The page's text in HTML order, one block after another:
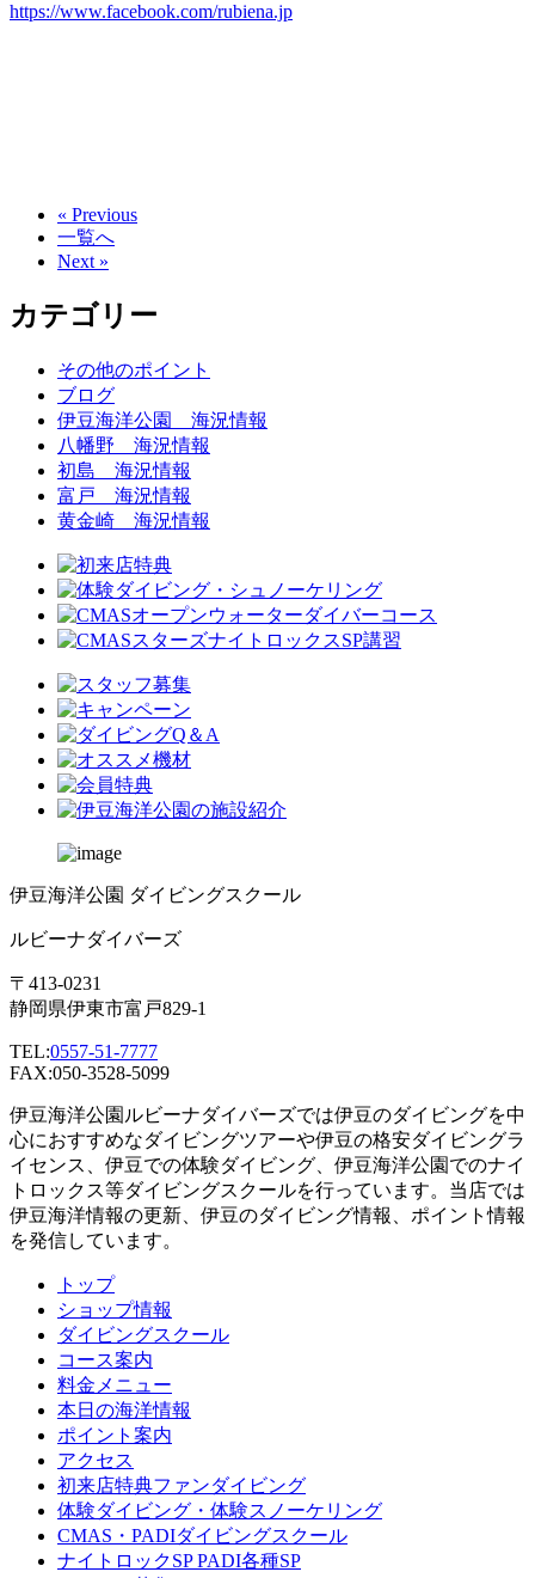
https://www.facebook.com/rubiena.jp
« Previous
一覧へ
Next »
カテゴリー
その他のポイント
ブログ
伊豆海洋公園 海況情報
八幡野 海況情報
初島 海況情報
富戸 海況情報
黄金崎 海況情報
伊豆海洋公園 ダイビングスクール
ルビーナダイバーズ
〒413-0231
静岡県伊東市富戸829-1
TEL:0557-51-7777
FAX:050-3528-5099
伊豆海洋公園ルビーナダイバーズでは伊豆のダイビングを中
心におすすめなダイビングツアーや伊豆の格安ダイビングラ
イセンス、伊豆での体験ダイビング、伊豆海洋公園でのナイ
トロックス等ダイビングスクールを行っています。当店では
伊豆海洋情報の更新、伊豆のダイビング情報、ポイント情報
を発信しています。
トップ
ショップ情報
ダイビングスクール
コース案内
料金メニュー
本日の海洋情報
ポイント案内
アクセス
初来店特典ファンダイビング
体験ダイビング・体験スノーケリング
CMAS・PADIダイビングスクール
ナイトロックSP PADI各種SP